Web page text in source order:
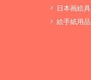
日本画絵具
絵手紙用品